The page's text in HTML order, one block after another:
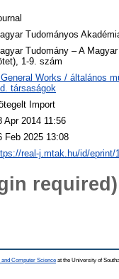
Tudományos
Tudomány – A
1-9. szám
Works / általános
társaságok
Import
Apr 2014 11:56
Feb 2025 13:08
real-j.mtak.hu/id/eprint/
required)
Computer Science at the University of